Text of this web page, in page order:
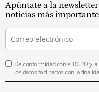
Apúntate a la
noticias más
De conformidad con el RGPD y
los datos facilitados con la